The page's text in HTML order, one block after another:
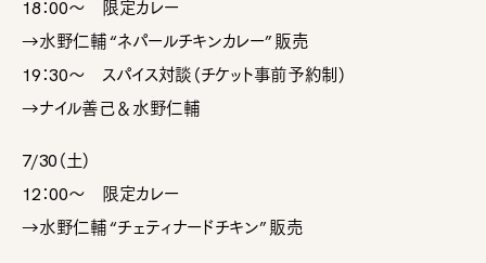
18：00～ 限定カレー
→水野仁輔 “ネパールチキンカレー” 販売
19：30～ スパイス対談（チケット事前予約制）
→ナイル善己＆水野仁輔
7/30（土）
12：00～ 限定カレー
→水野仁輔 “チェティナードチキン” 販売